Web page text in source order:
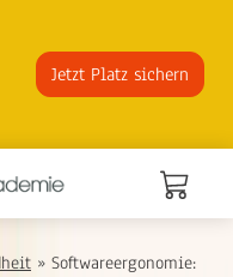
Jetzt Platz sichern
» Softwareergonomie: